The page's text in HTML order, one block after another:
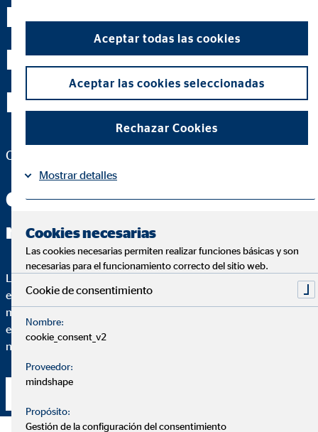
Francisco de Borja
Fernández Bravo —
Madrid
Coordinador de Zona para OVB Allfinanz España S.A.
Conmigo tendrás las
respuestas que buscas
Lo más importante de un buen asesoramiento es que puedas
entender cada paso. Para ello, te voy a explicar hasta el más
mínimo detalle de por qué recomiendo una solución financiera
específica y en qué medida se adapta esta solución a tus
necesidades particulares.
Aceptar todas las cookies
Aceptar las cookies seleccionadas
Rechazar Cookies
Mostrar detalles
Cookies necesarias
Las cookies necesarias permiten realizar funciones básicas y son
necesarias para el funcionamiento correcto del sitio web.
Cookie de consentimiento
Nombre:
cookie_consent_v2
Proveedor:
mindshape
Propósito:
Gestión de la configuración del consentimiento